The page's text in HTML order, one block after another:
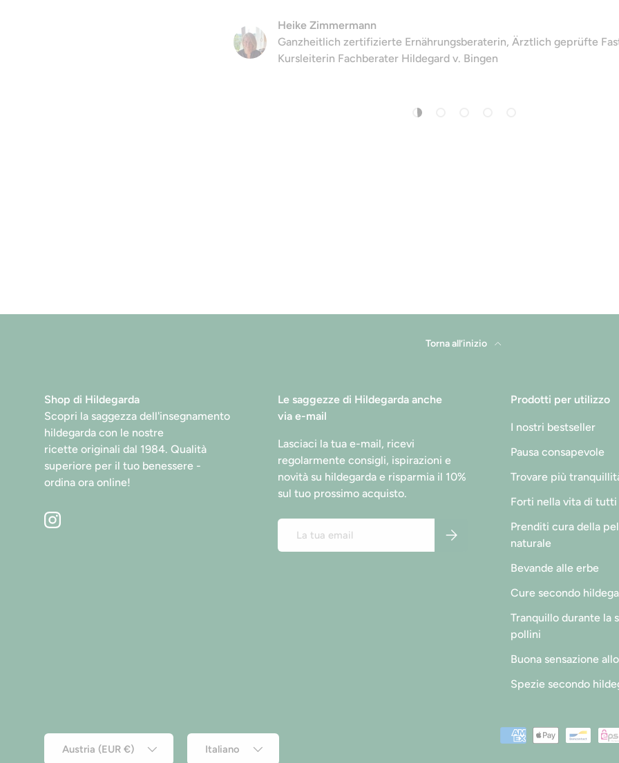
Heike Zimmermann
Ganzheitlich zertifizierte Ernährungsberaterin, Ärztlich geprüfte
Kursleiterin Fachberater Hildegard v. Bingen
Carica slide 1 di 5
Torna all’inizio
Shop di Hildegarda
Scopri la saggezza dell'insegnamento
hildegarda con le nostre
ricette originali dal 1984. Qualità
superiore per il tuo benessere -
ordina ora online!
Instagram
Le saggezze di Hildegarda anche
via e-mail
Lasciaci la tua e-mail, ricevi
regolarmente consigli, ispirazioni e
novità su hildegarda e risparmia il 10%
sul tuo prossimo acquisto.
Iscriviti
Prodotti per utilizzo
I nostri bestseller
Pausa consapevole
Trovare più
Forti nella vita di tutti
Prenditi cura della
naturale
Bevande alle erbe
Cure secondo
Tranquillo durante la
pollini
Buona sensazione
Spezie secondo
Metodi di pagamento
Austria (EUR €) Italiano